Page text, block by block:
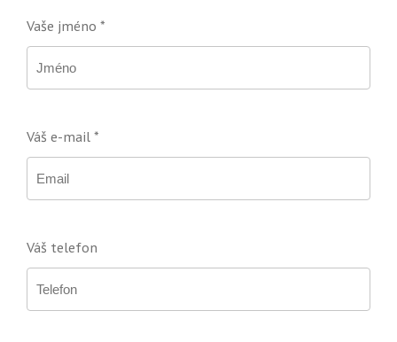
Vaše jméno *
Váš e-mail *
Váš telefon